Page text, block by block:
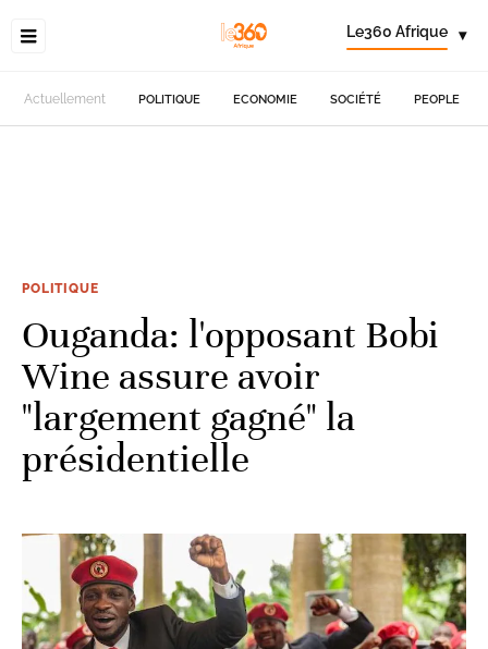
Le360 Afrique ▾
Actuellement POLITIQUE ECONOMIE SOCIÉTÉ PEOPLE
POLITIQUE
Ouganda: l'opposant Bobi
Wine assure avoir
"largement gagné" la
présidentielle